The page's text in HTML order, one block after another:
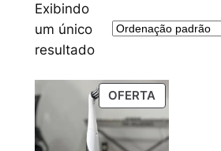
Exibindo
um único
resultado
OFERTA
EM
PROMOÇÃO